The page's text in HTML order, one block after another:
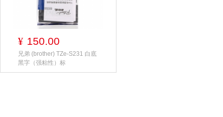
¥ 150.00
兄弟 (brother) TZe-S231 白底
黑字（强粘性）标